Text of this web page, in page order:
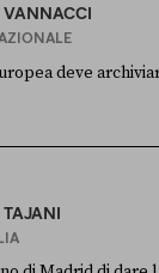
VANNACCI
deve